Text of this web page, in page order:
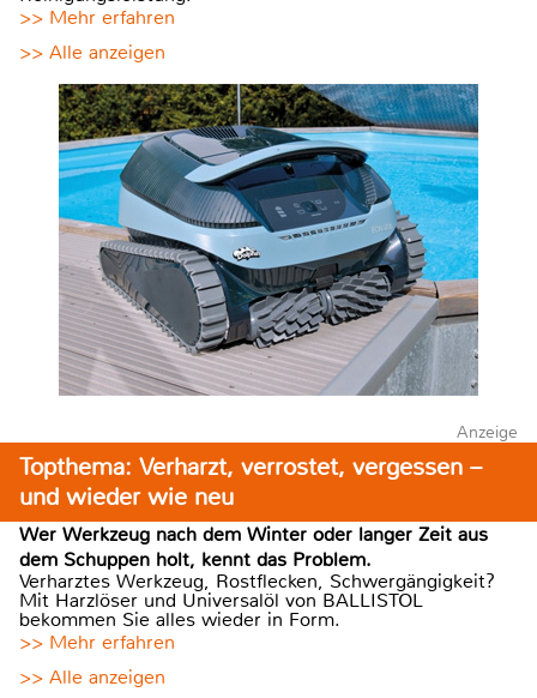
>> Mehr erfahren
>> Alle anzeigen
Anzeige
Topthema: Verharzt, verrostet, vergessen –
und wieder wie neu
Wer Werkzeug nach dem Winter oder langer Zeit aus
dem Schuppen holt, kennt das Problem.
Verharztes Werkzeug, Rostflecken, Schwergängigkeit?
Mit Harzlöser und Universalöl von BALLISTOL
bekommen Sie alles wieder in Form.
>> Mehr erfahren
>> Alle anzeigen